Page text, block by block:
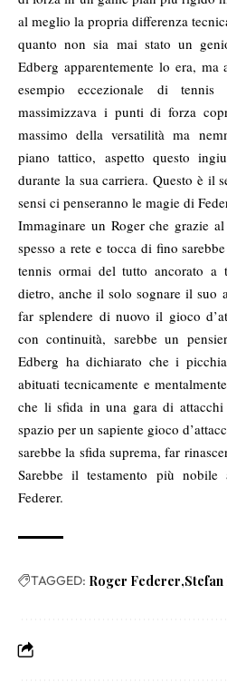
al meglio la propria differenza
quanto non sia mai stato un
Edberg apparentemente lo era,
esempio eccezionale di
massimizzava i punti di forza
massimo della versatilità ma
piano tattico, aspetto questo
durante la sua carriera. Questo è il
sensi ci penseranno le magie di
Immaginare un Roger che grazie
spesso a rete e tocca di fino
tennis ormai del tutto ancorato a
dietro, anche il solo sognare il suo
far splendere di nuovo il gioco
con continuità, sarebbe un
Edberg ha dichiarato che i
abituati tecnicamente e
che li sfida in una gara di
spazio per un sapiente gioco
sarebbe la sfida suprema, far
Sarebbe il testamento più
Federer.
TAGGED: Roger Federer